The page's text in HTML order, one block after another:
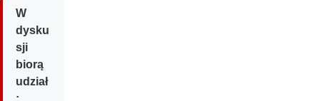
W
dysku
sji
biorą
udział